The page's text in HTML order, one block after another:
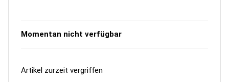
Momentan nicht verfügbar
Artikel zurzeit vergriffen